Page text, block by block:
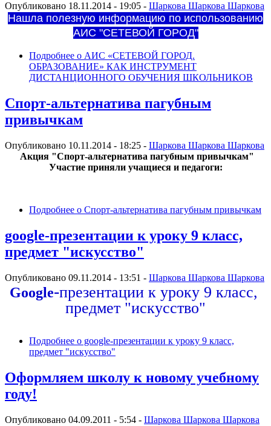
Опубликовано 18.11.2014 - 19:05 - Шаркова Шаркова Шаркова
Нашла полезную информацию по использованию
АИС "СЕТЕВОЙ ГОРОД"
Подробнее о АИС «СЕТЕВОЙ ГОРОД.
ОБРАЗОВАНИЕ» КАК ИНСТРУМЕНТ
ДИСТАНЦИОННОГО ОБУЧЕНИЯ ШКОЛЬНИКОВ
Спорт-альтернатива пагубным
привычкам
Опубликовано 10.11.2014 - 18:25 - Шаркова Шаркова Шаркова
Акция "Спорт-альтернатива пагубным привычкам"
Участие приняли учащиеся и педагоги:
Подробнее о Спорт-альтернатива пагубным привычкам
google-презентации к уроку 9 класс,
предмет "искусство"
Опубликовано 09.11.2014 - 13:51 - Шаркова Шаркова Шаркова
Google-презентации к уроку 9 класс,
предмет "искусство"
Подробнее о google-презентации к уроку 9 класс,
предмет "искусство"
Оформляем школу к новому учебному
году!
Опубликовано 04.09.2011 - 5:54 - Шаркова Шаркова Шаркова